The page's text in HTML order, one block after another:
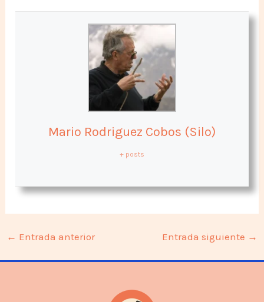
Mario Rodriguez Cobos (Silo)
+ posts
← Entrada anterior Entrada siguiente →